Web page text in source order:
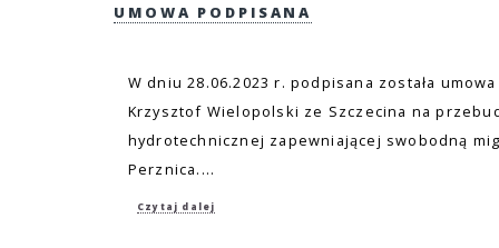
UMOWA PODPISANA
W dniu 28.06.2023 r. podpisana została
Krzysztof Wielopolski ze Szczecina na
hydrotechnicznej zapewniającej swobodną
Perznica....
Czytaj dalej